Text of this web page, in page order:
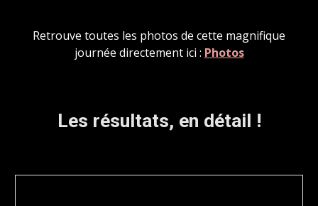
Retrouve toutes les photos de cette magnifique
journée directement ici : Photos
Les résultats, en détail !